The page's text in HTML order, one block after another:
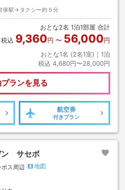
保駅→タクシー約５分
おとな2名 1泊1部屋 合計
税込 9,360円 〜 56,000円
おとな1名 (2名1室)｜ 1泊
税込 4,680円〜28,000円
ランを見る
航空券
付きプラン
ン サセボ
ス周辺
地図